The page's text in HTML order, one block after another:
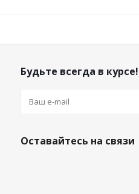
Будьте всегда в курсе!
Оставайтесь на связи